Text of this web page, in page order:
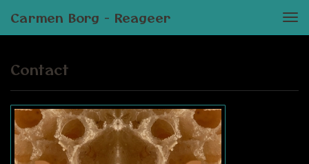
Carmen Borg - Reageer
Contact